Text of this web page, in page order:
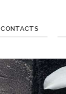
CONTACTS